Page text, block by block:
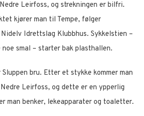
Leirfoss, og strekningen er bilfri.
kjører man til Tempe, følger
Idrettslag Klubbhus. Sykkelstien –
smal – starter bak plasthallen.
bru. Etter et stykke kommer man
Leirfoss, og dette er en ypperlig
man benker, lekeapparater og toaletter.